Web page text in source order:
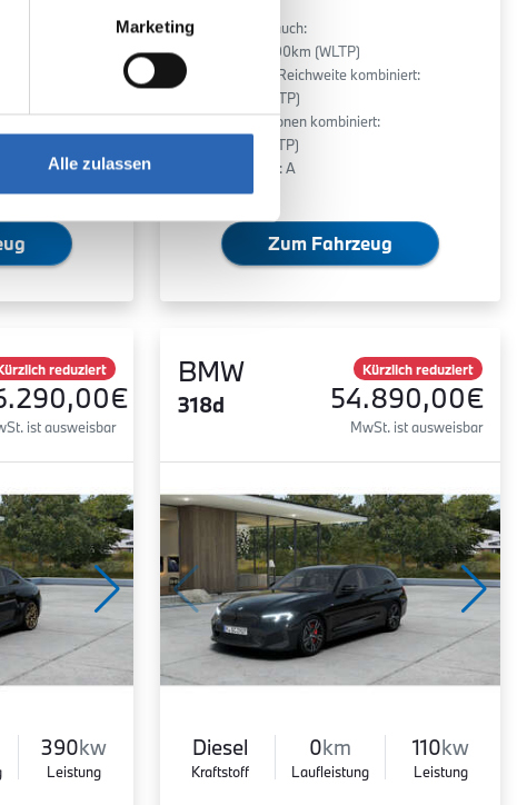
Marketing
Alle zulassen
Stromverbrauch:
16.8 kWh/100km (WLTP)
Elektrische Reichweite kombiniert:
441 km (WLTP)
2
-Emissionen kombiniert:
0 g/km (WLTP)
-Klasse: A
Zum Fahrzeug
reduziert
ist ausweisbar
390kw
Leistung
BMW
318d
Kürzlich reduziert
54.890,00€
MwSt. ist ausweisbar
Diesel
Kraftstoff
0km
Laufleistung
110kw
Leistung